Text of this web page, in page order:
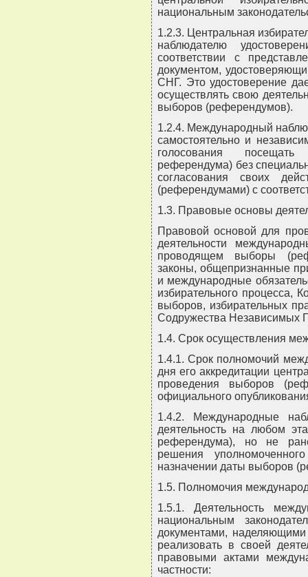
национальным
1.2.3. Центральная
наблюдателю
соответствии с
документом,
СНГ. Это удостоверение
осуществлять свою
выборов (референдумов).
1.2.4. Международный
самостоятельно и
голосования посещать
референдума) без
согласования своих
(референдумами) с
1.3. Правовые основы
Правовой основой для
деятельности
проводящем выборы
законы, общепризнанные
и международные
избирательного процесса,
выборов, избирательных
Содружества Независимых
1.4. Срок осуществления
1.4.1. Срок полномочий
дня его аккредитации
проведения выборов
официального
1.4.2. Международные
деятельность на любом
референдума), но не
решения
назначении даты выборов
1.5. Полномочия
1.5.1. Деятельность
национальным
документами,
реализовать в своей
правовыми актами
частности: